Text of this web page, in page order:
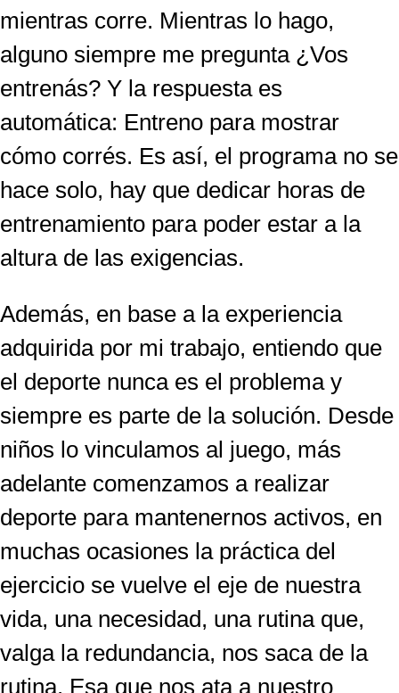
mientras corre. Mientras lo hago,
alguno siempre me pregunta ¿Vos
entrenás? Y la respuesta es
automática: Entreno para mostrar
cómo corrés. Es así, el programa no se
hace solo, hay que dedicar horas de
entrenamiento para poder estar a la
altura de las exigencias.
Además, en base a la experiencia
adquirida por mi trabajo, entiendo que
el deporte nunca es el problema y
siempre es parte de la solución. Desde
niños lo vinculamos al juego, más
adelante comenzamos a realizar
deporte para mantenernos activos, en
muchas ocasiones la práctica del
ejercicio se vuelve el eje de nuestra
vida, una necesidad, una rutina que,
valga la redundancia, nos saca de la
rutina. Esa que nos ata a nuestro